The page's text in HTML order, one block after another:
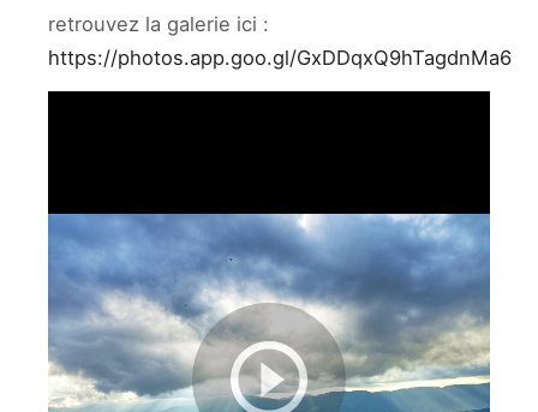
retrouvez la galerie ici :
https://photos.app.goo.gl/GxDDqxQ9hTagdnMa6